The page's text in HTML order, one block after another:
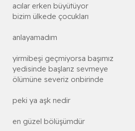
acılar erken büyütüyor
bizim ülkede çocukları
anlayamadım
yirmibeşi geçmiyorsa başımız
yedisinde başlarız sevmeye
ölümüne severiz onbirinde
peki ya aşk nedir
en güzel bölüşümdür